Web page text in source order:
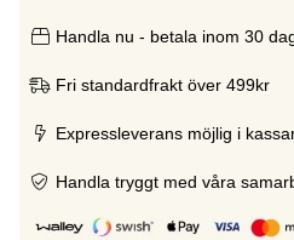
Handla nu - betala inom 30
Fri standardfrakt över 499kr
Expressleverans möjlig i
Handla tryggt med våra